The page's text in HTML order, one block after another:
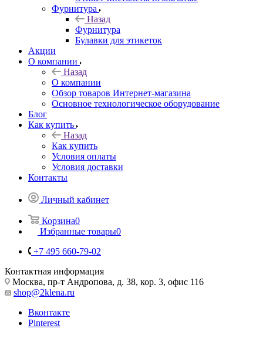
Фурнитура
Назад
Фурнитура
Булавки для этикеток
Акции
О компании
Назад
О компании
Обзор товаров Интернет-магазина
Основное технологическое оборудование
Блог
Как купить
Назад
Как купить
Условия оплаты
Условия доставки
Контакты
Личный кабинет
Корзина0
Избранные товары0
+7 495 660-79-02
Контактная информация
Москва, пр-т Андропова, д. 38, кор. 3, офис 116
shop@2klena.ru
Вконтакте
Pinterest